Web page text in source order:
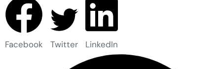
Facebook Twitter LinkedIn